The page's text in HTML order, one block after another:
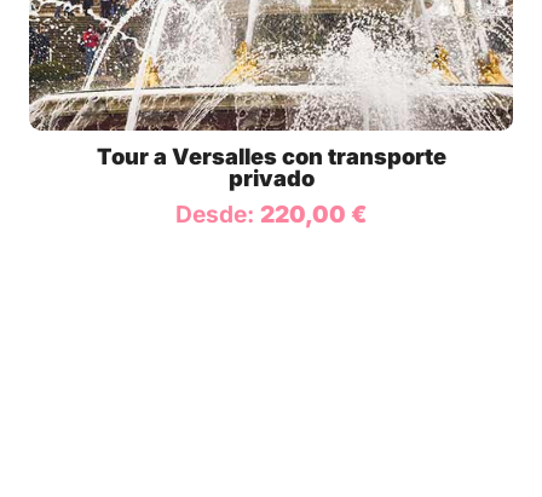
Tour a Versalles con transporte
privado
Desde: 220,00 €